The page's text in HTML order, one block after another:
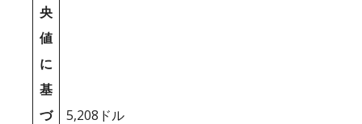
央
値
に
基
づ
5,208ドル